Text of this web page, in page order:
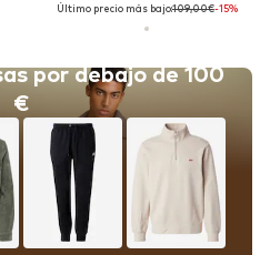
por debajo de 100
€
Último precio más bajo:109,00€-15%